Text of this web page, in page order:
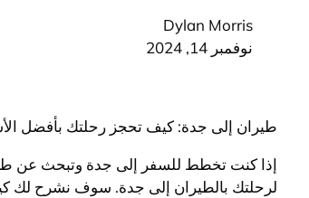
Dylan Morris
نوفمبر 14, 2024
طيران إلى جدة: كيف تحجز رحلتك بأفضل
إذا كنت تخطط للسفر إلى جدة وتبحث عن
لرحلتك بالطيران إلى جدة. سوف نشرح لك